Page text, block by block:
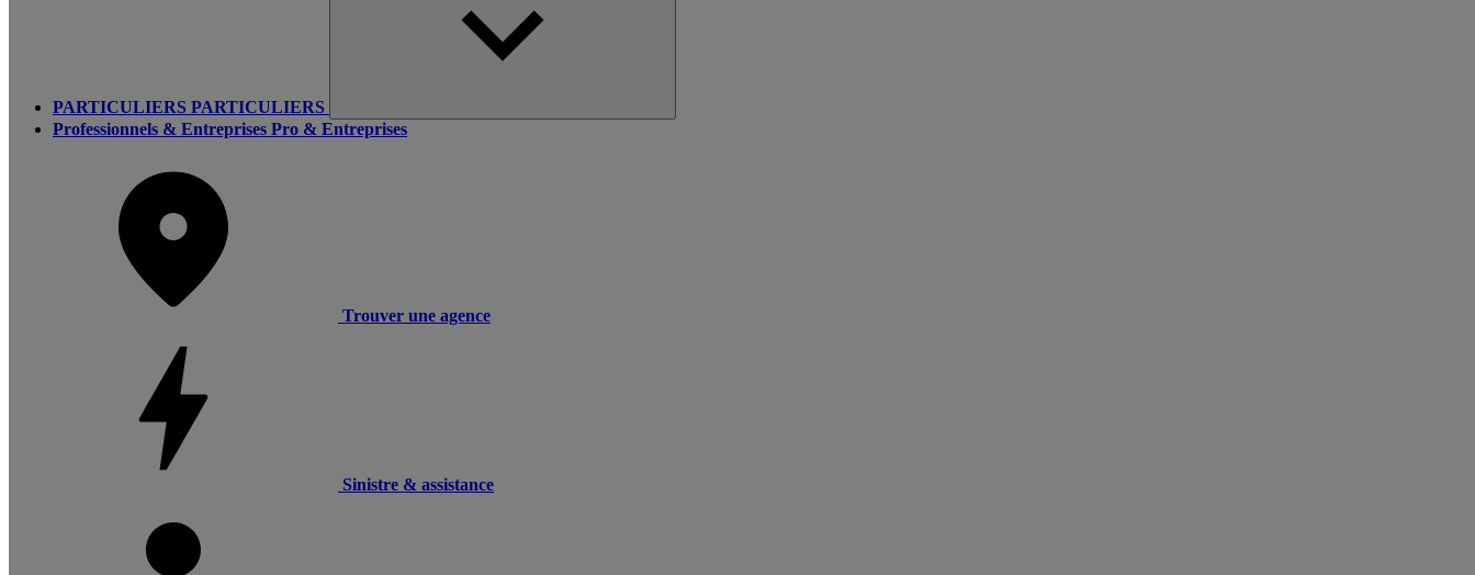
PARTICULIERS PARTICULIERS
Professionnels & Entreprises Pro & Entreprises
Trouver une agence
Sinistre & assistance